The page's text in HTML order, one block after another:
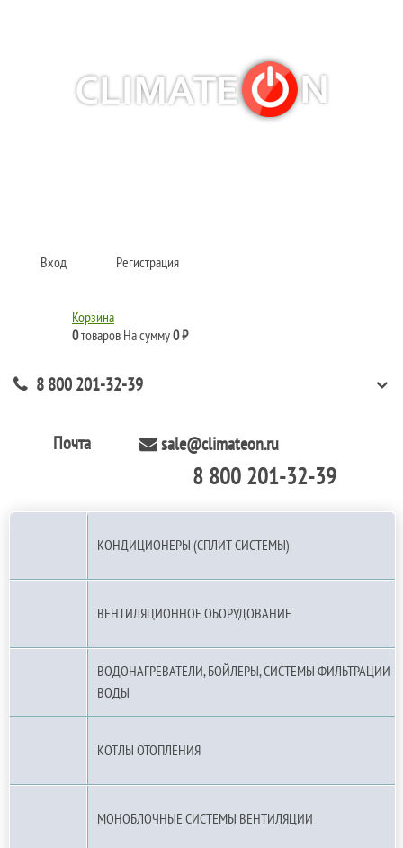
Вход Регистрация
Корзина
0товаров На сумму0 ₽
8 800 201-32-39
Почта sale@climateon.ru
8 800 201-32-39
КОНДИЦИОНЕРЫ (СПЛИТ-СИСТЕМЫ)
ВЕНТИЛЯЦИОННОЕ ОБОРУДОВАНИЕ
ВОДОНАГРЕВАТЕЛИ, БОЙЛЕРЫ, СИСТЕМЫ ФИЛЬТРАЦИИ
ВОДЫ
КОТЛЫ ОТОПЛЕНИЯ
МОНОБЛОЧНЫЕ СИСТЕМЫ ВЕНТИЛЯЦИИ